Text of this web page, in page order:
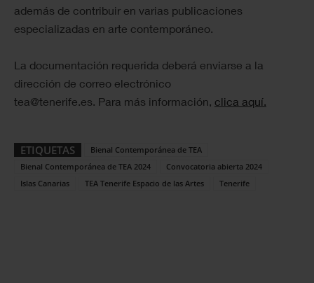
además de contribuir en varias publicaciones
especializadas en arte contemporáneo.
La documentación requerida deberá enviarse a la
dirección de correo electrónico
tea@tenerife.es. Para más información, clica aquí.
ETIQUETAS
Bienal Contemporánea de TEA
Bienal Contemporánea de TEA 2024
Convocatoria abierta 2024
Islas Canarias
TEA Tenerife Espacio de las Artes Tenerife